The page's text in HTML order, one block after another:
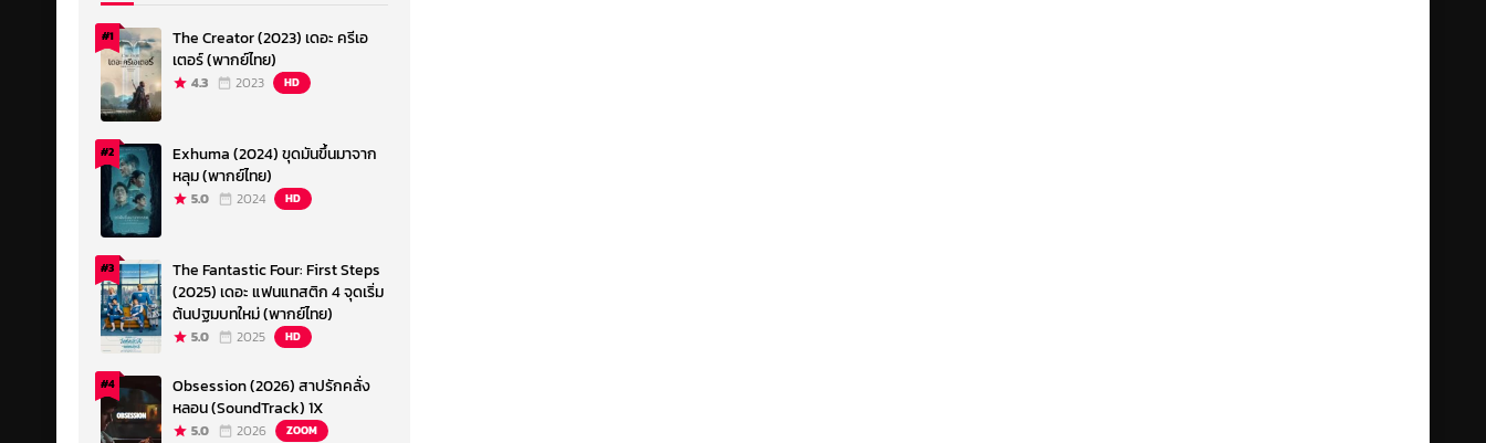
#1
The Creator (2023) เดอะ ครีเอ
เตอร์ (พากย์ไทย)
4.3 2023 HD
#2
Exhuma (2024) ขุดมันขึ้นมาจาก
หลุม (พากย์ไทย)
5.0 2024 HD
#3
The Fantastic Four: First Steps
(2025) เดอะ แฟนแทสติก 4 จุดเริ่ม
ต้นปฐมบทใหม่ (พากย์ไทย)
5.0 2025 HD
#4
Obsession (2026) สาปรักคลั่ง
หลอน (SoundTrack) 1X
5.0 2026 ZOOM